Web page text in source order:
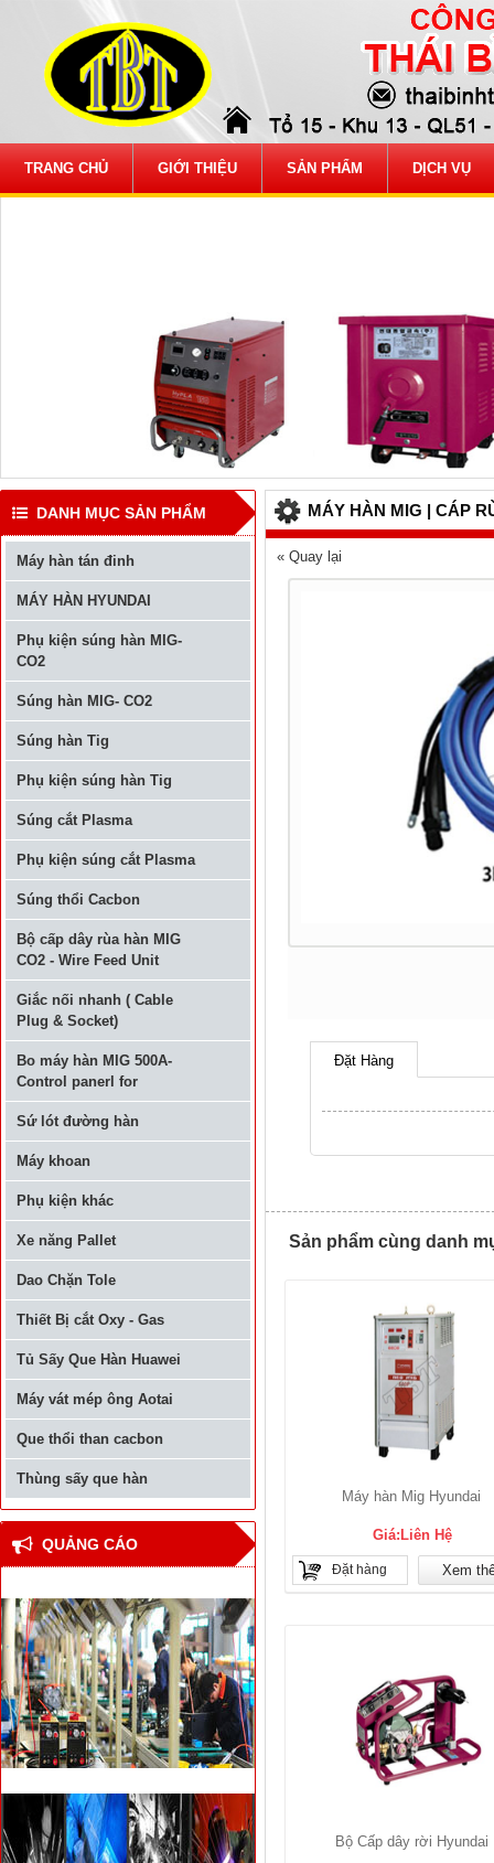
TRANG CHỦ GIỚI THIỆU SẢN PHẨM DỊCH VỤ
DANH MỤC SẢN PHẨM
Máy hàn tán đinh
MÁY HÀN HYUNDAI
Phụ kiện súng hàn MIG-
CO2
Súng hàn MIG- CO2
Súng hàn Tig
Phụ kiện súng hàn Tig
Súng cắt Plasma
Phụ kiện súng cắt Plasma
Súng thổi Cacbon
Bộ cấp dây rùa hàn MIG
CO2 - Wire Feed Unit
Giắc nối nhanh ( Cable
Plug & Socket)
Bo máy hàn MIG 500A-
Control panerl for
Sứ lót đường hàn
Máy khoan
Phụ kiện khác
Xe năng Pallet
Dao Chặn Tole
Thiết Bị cắt Oxy - Gas
Tủ Sấy Que Hàn Huawei
Máy vát mép ông Aotai
Que thổi than cacbon
Thùng sấy que hàn
QUẢNG CÁO
MÁY HÀN MIG | CÁP
« Quay lại
Đặt Hàng
Sản phẩm cùng danh
Máy hàn Mig Hyundai
Giá:Liên Hệ
Đặt hàng Xem
Bộ Cấp dây rời Hyundai